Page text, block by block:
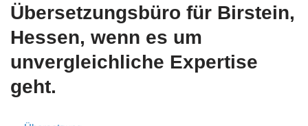
Übersetzungsbüro für Birstein,
Hessen, wenn es um
unvergleichliche Expertise
geht.